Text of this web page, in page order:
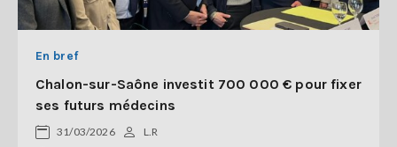
En bref
Chalon-sur-Saône investit 700 000 € pour fixer
ses futurs médecins
31/03/2026
L.R